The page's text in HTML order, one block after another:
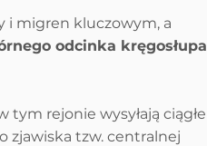
i migren kluczowym, a
odcinka kręgosłupa
rejonie wysyłają ciągłe
zjawiska tzw. centralnej